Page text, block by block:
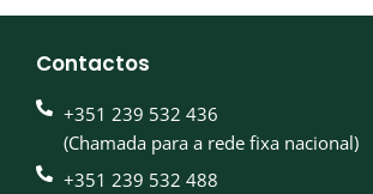
Contactos
+351 239 532 436
(Chamada para a rede fixa nacional)
+351 239 532 488